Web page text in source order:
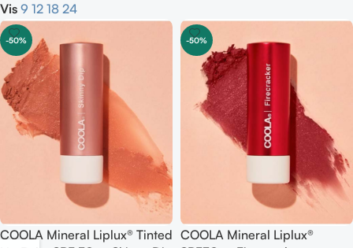
Vis 9 12 18 24
-50%
COOLA Mineral Liplux® Tinted
-50%
COOLA Mineral Liplux®